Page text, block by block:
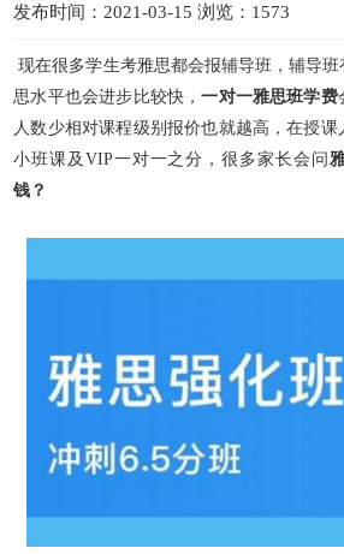
发布时间：2021-03-15 浏览：1573
现在很多学生考雅思都会报辅导班，辅导
思水平也会进步比较快，一对一雅思班学费
人数少相对课程级别报价也就越高，在授课
小班课及VIP一对一之分，很多家长会问
钱？